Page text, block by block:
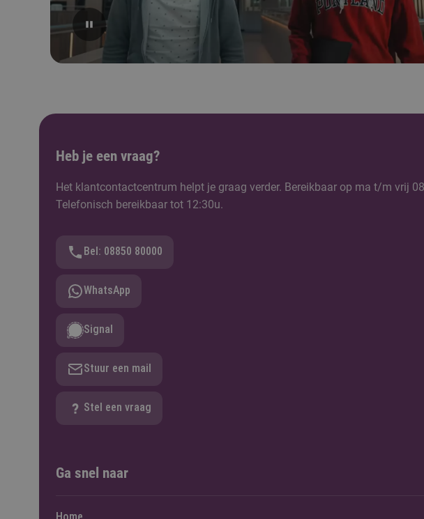
Heb je een vraag?
Het klantcontactcentrum helpt je graag verder. Bereikbaar op ma t/m vrij
Telefonisch bereikbaar tot 12:30u.
Bel: 08850 80000
WhatsApp
Signal
Stuur een mail
Stel een vraag
Ga snel naar